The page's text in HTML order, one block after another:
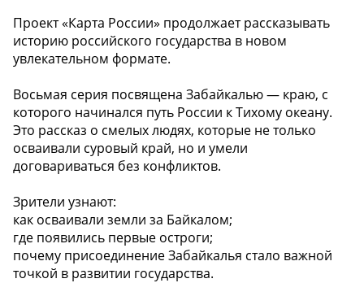
Проект «Карта России» продолжает рассказывать
историю российского государства в новом
увлекательном формате.
Восьмая серия посвящена Забайкалью — краю, с
которого начинался путь России к Тихому океану.
Это рассказ о смелых людях, которые не только
осваивали суровый край, но и умели
договариваться без конфликтов.
Зрители узнают:
как осваивали земли за Байкалом;
где появились первые остроги;
почему присоединение Забайкалья стало важной
точкой в развитии государства.